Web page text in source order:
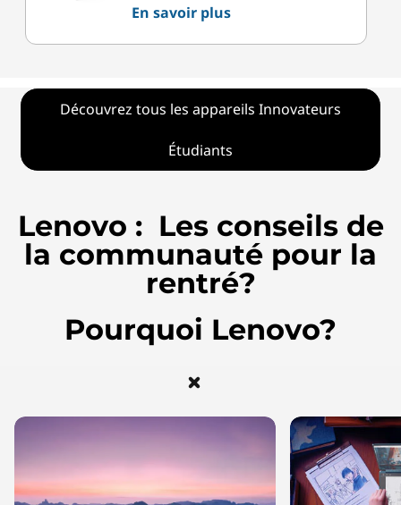
En savoir plus
Découvrez tous les appareils Innovateurs
Étudiants
Lenovo : Les conseils de
la communauté pour la
rentré?
Pourquoi Lenovo?